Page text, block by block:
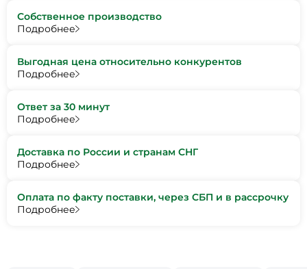
Собственное производство
Подробнее
Выгодная цена относительно конкурентов
Подробнее
Ответ за 30 минут
Подробнее
Доставка по России и странам СНГ
Подробнее
Оплата по факту поставки, через СБП и в рассрочку
Подробнее